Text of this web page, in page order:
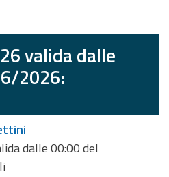
valida dalle
2026:
dalle 00:00 del